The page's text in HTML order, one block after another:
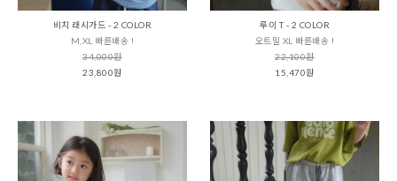
비치 래시가드 - 2 COLOR
M,XL 빠른배송 !
34,000원
23,800원
루이 T - 2 COLOR
오트밀 XL 빠른배송 !
22,100원
15,470원